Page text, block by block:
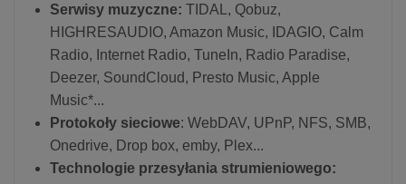
Serwisy muzyczne: TIDAL, Qobuz,
HIGHRESAUDIO, Amazon Music, IDAGIO, Calm
Radio, Internet Radio, TuneIn, Radio Paradise,
Deezer, SoundCloud, Presto Music, Apple
Music*...
Protokoły sieciowe: WebDAV, UPnP, NFS, SMB,
Onedrive, Drop box, emby, Plex...
Technologie przesyłania strumieniowego: